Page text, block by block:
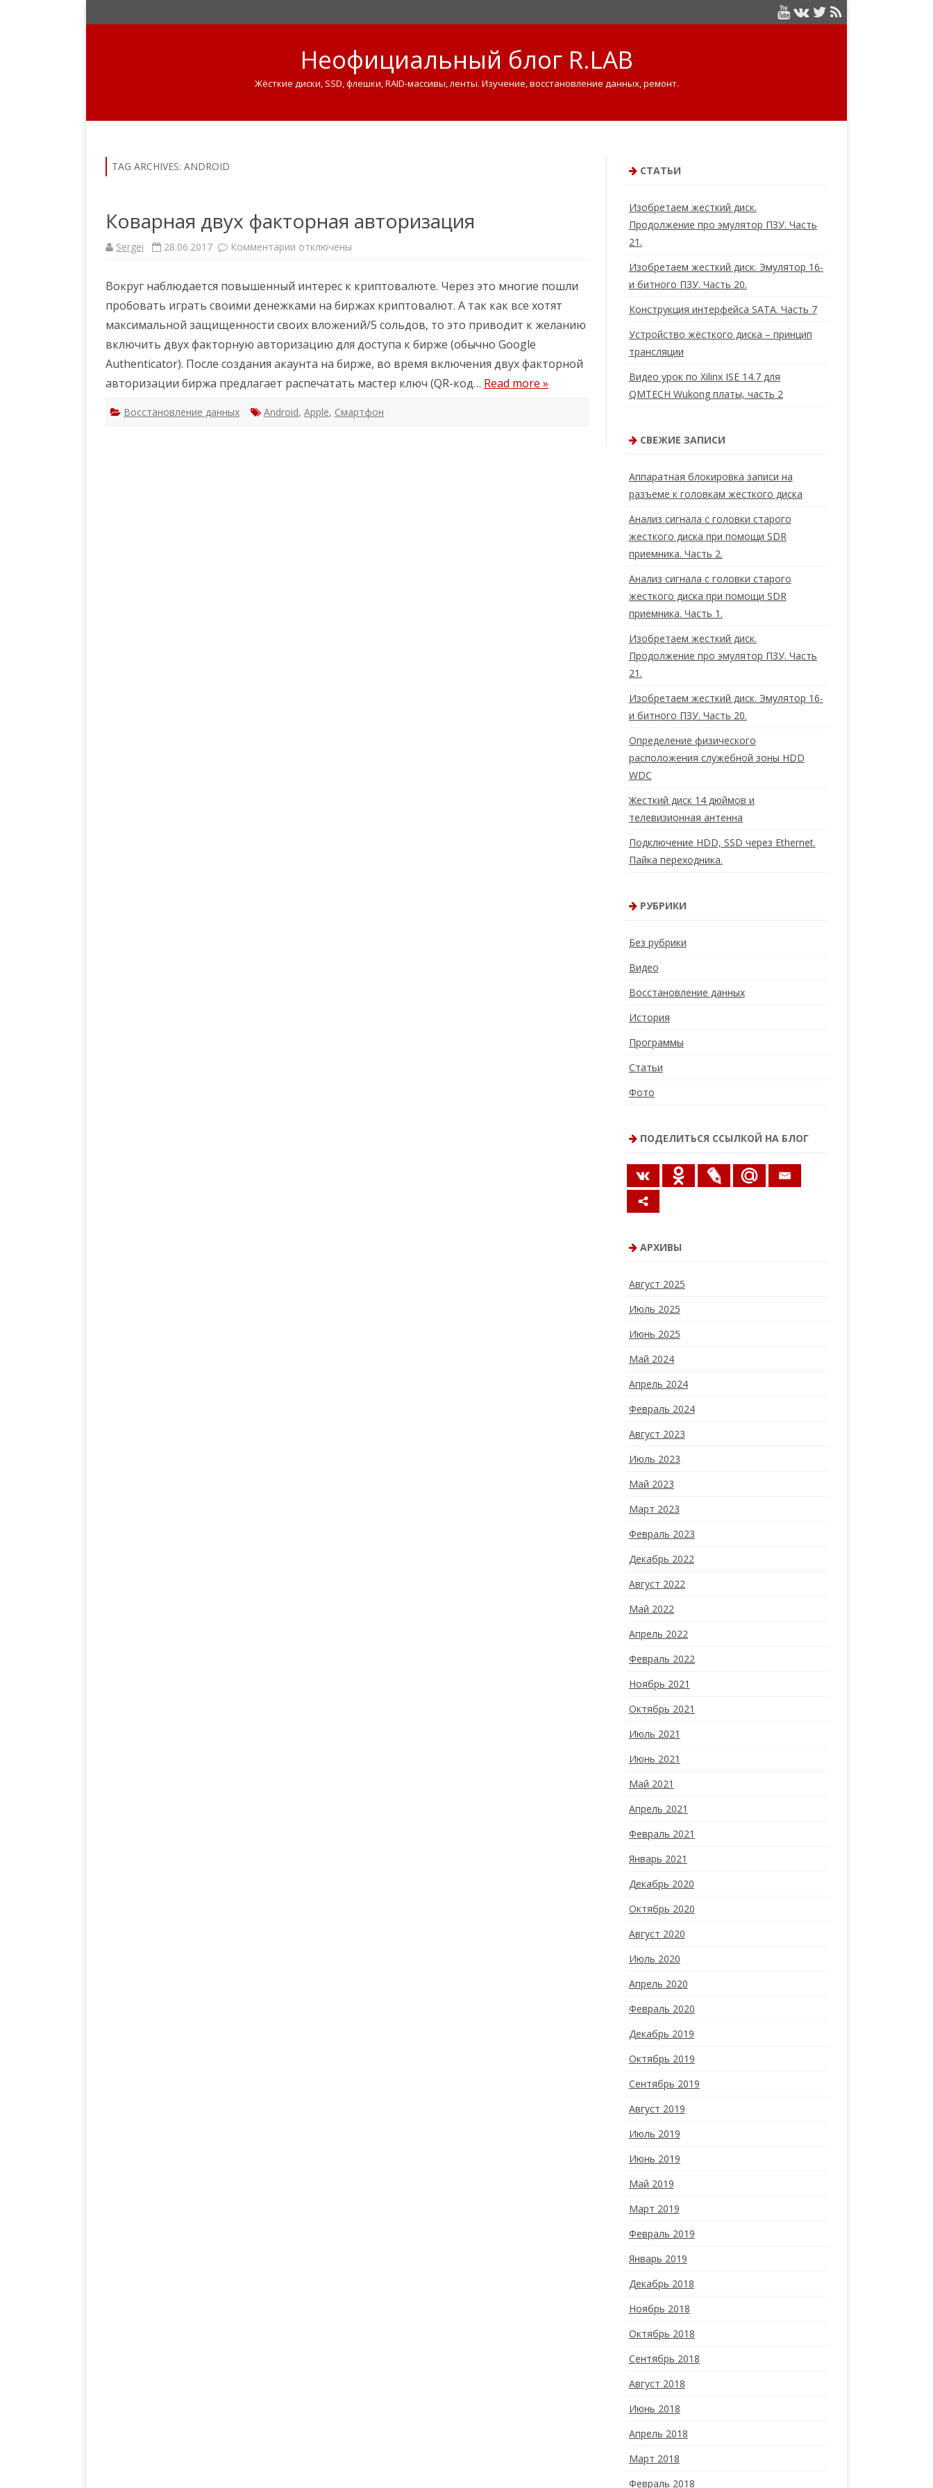
Неофициальный блог R.LAB
Жёсткие диски, SSD, флешки, RAID-массивы, ленты. Изучение, восстановление данных, ремонт.
TAG ARCHIVES: ANDROID
Коварная двух факторная авторизация
Sergei 28.06.2017 Комментарии к
и
и
о
а
н
а
я
у
х
отключены
Вокруг наблюдается повышенный интерес к криптовалюте. Через это многие пошли
пробовать играть своими денежками на биржах криптовалют. А так как все хотят
максимальной защищенности своих вложений/5 сольдов, то это приводит к желанию
включить двух факторную авторизацию для доступа к бирже (обычно Google
Authenticator). После создания акаунта на бирже, во время включения двух факторной
авторизации биржа предлагает распечатать мастер ключ (QR-код… Read more »
Восстановление данных Android, Apple, Смартфон
СТАТЬИ
Изобретаем жесткий диск.
Продолжение про эмулятор ПЗУ. Часть
21.
Изобретаем жесткий диск. Эмулятор 16-
и битного ПЗУ. Часть 20.
Конструкция интерфейса SATA. Часть 7
Устройство жёсткого диска – принцип
трансляции
Видео урок по Xilinx ISE 14.7 для
QMTECH Wukong платы, часть 2
СВЕЖИЕ ЗАПИСИ
Аппаратная блокировка записи на
разъеме к головкам жесткого диска
Анализ сигнала с головки старого
жесткого диска при помощи SDR
приемника. Часть 2.
Анализ сигнала с головки старого
жесткого диска при помощи SDR
приемника. Часть 1.
Изобретаем жесткий диск.
Продолжение про эмулятор ПЗУ. Часть
21.
Изобретаем жесткий диск. Эмулятор 16-
и битного ПЗУ. Часть 20.
Определение физического
расположения служебной зоны HDD
WDC
Жесткий диск 14 дюймов и
телевизионная антенна
Подключение HDD, SSD через Ethernet.
Пайка переходника.
РУБРИКИ
Без рубрики
Видео
Восстановление данных
История
Программы
Статьи
Фото
ПОДЕЛИТЬСЯ ССЫЛКОЙ НА БЛОГ
АРХИВЫ
Август 2025
Июль 2025
Июнь 2025
Май 2024
Апрель 2024
Февраль 2024
Август 2023
Июль 2023
Май 2023
Март 2023
Февраль 2023
Декабрь 2022
Август 2022
Май 2022
Апрель 2022
Февраль 2022
Ноябрь 2021
Октябрь 2021
Июль 2021
Июнь 2021
Май 2021
Апрель 2021
Февраль 2021
Январь 2021
Декабрь 2020
Октябрь 2020
Август 2020
Июль 2020
Апрель 2020
Февраль 2020
Декабрь 2019
Октябрь 2019
Сентябрь 2019
Август 2019
Июль 2019
Июнь 2019
Май 2019
Март 2019
Февраль 2019
Январь 2019
Декабрь 2018
Ноябрь 2018
Октябрь 2018
Сентябрь 2018
Август 2018
Июнь 2018
Апрель 2018
Март 2018
Февраль 2018